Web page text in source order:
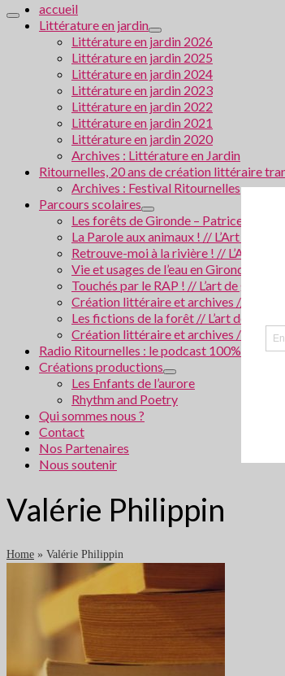
accueil
Littérature en jardin
Littérature en jardin 2026
Littérature en jardin 2025
Littérature en jardin 2024
Littérature en jardin 2023
Littérature en jardin 2022
Littérature en jardin 2021
Littérature en jardin 2020
Archives : Littérature en Jardin
Ritournelles, 20 ans de création littéraire
Archives : Festival Ritournelles
Parcours scolaires
Les forêts de Gironde – Patrice
La Parole aux animaux ! // L’Art de
Retrouve-moi à la rivière ! // L’Art de
Vie et usages de l’eau en Gironde //
Touchés par le RAP ! // L’art de grandir
Création littéraire et archives // Villes
Les fictions de la forêt // L’art de
Création littéraire et archives / La
Radio Ritournelles : le podcast 100%
Créations productions
Les Enfants de l’aurore
Rhythm and Poetry
Qui sommes nous ?
Contact
Nos Partenaires
Nous soutenir
Valérie Philippin
Home » Valérie Philippin